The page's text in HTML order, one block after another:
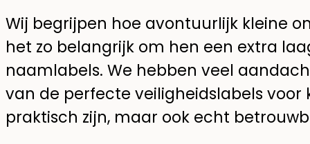
Wij begrijpen hoe avontuurlijk kleine
het zo belangrijk om hen een extra
naamlabels. We hebben veel
van de perfecte veiligheidslabels voor
praktisch zijn, maar ook echt